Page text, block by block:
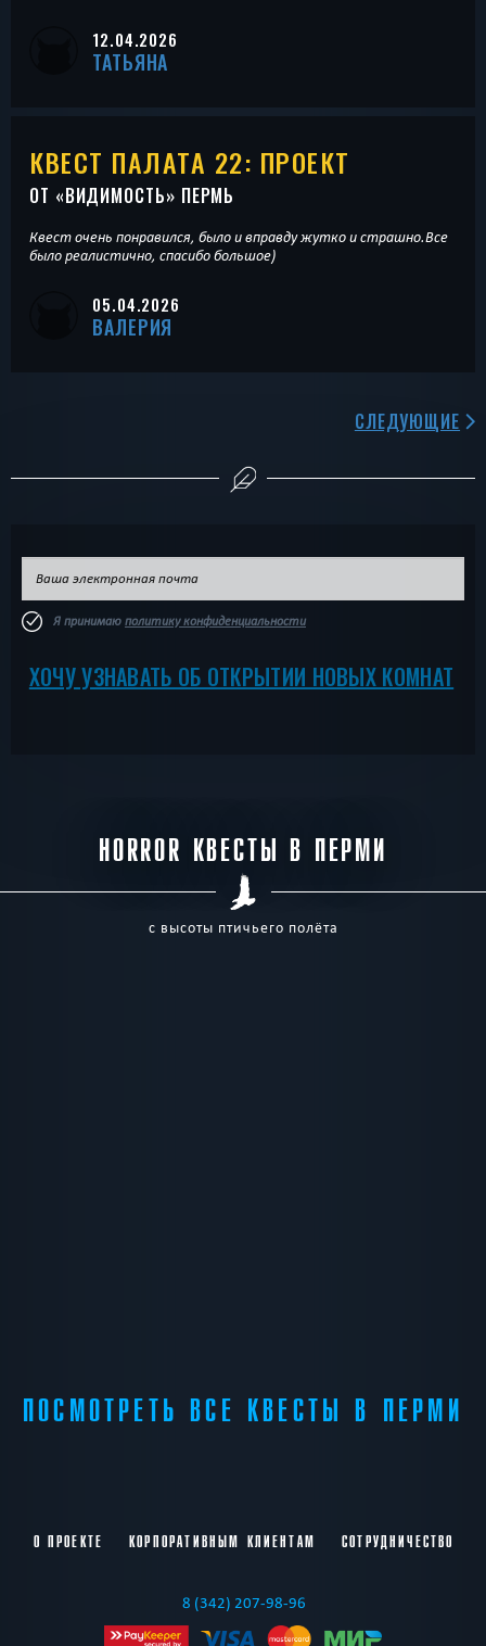
12.04.2026
ТАТЬЯНА
КВЕСТ ПАЛАТА 22: ПРОЕКТ
ОТ «ВИДИМОСТЬ» ПЕРМЬ
Квест очень понравился, было и вправду жутко и страшно.Все
было реалистично, спасибо большое)
05.04.2026
ВАЛЕРИЯ
СЛЕДУЮЩИЕ
Я принимаю политику конфиденциальности
ХОЧУ УЗНАВАТЬ ОБ ОТКРЫТИИ НОВЫХ КОМНАТ
HORROR КВЕСТЫ В ПЕРМИ
с высоты птичьего полёта
ПОСМОТРЕТЬ ВСЕ КВЕСТЫ В ПЕРМИ
О ПРОЕКТЕ КОРПОРАТИВНЫМ КЛИЕНТАМ СОТРУДНИЧЕСТВО
8 (342) 207-98-96